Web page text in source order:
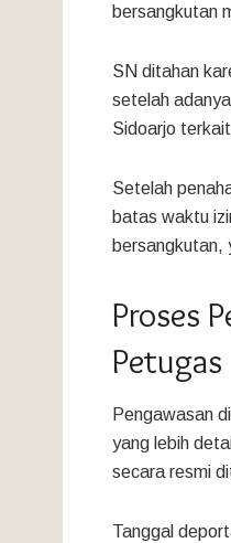
bersangkutan
SN ditahan
setelah
Sidoarjo
Setelah
batas waktu
bersangkutan,
Proses
Petugas
Pengawasan
yang lebih
secara resmi
Tanggal